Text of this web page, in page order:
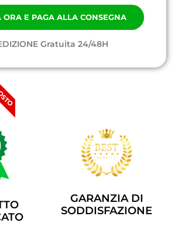
ORA E PAGA ALLA CONSEGNA
Gratuita 24/48H
GARANZIA DI
SODDISFAZIONE